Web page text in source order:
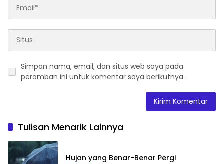
Simpan nama, email, dan situs web saya pada
peramban ini untuk komentar saya berikutnya.
Tulisan Menarik Lainnya
Hujan yang Benar-Benar Pergi